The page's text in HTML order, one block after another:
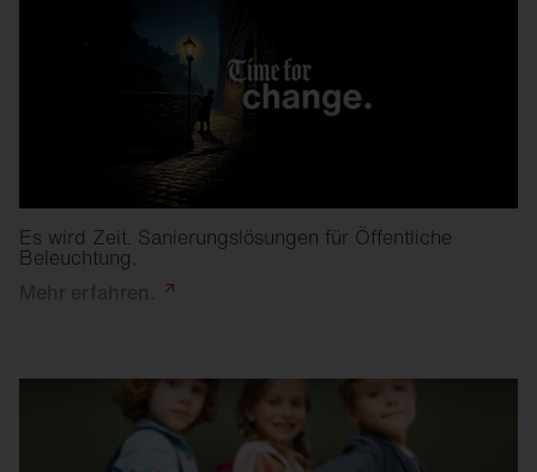
Es wird Zeit. Sanierungslösungen für Öffentliche
Beleuchtung.
Mehr erfahren.